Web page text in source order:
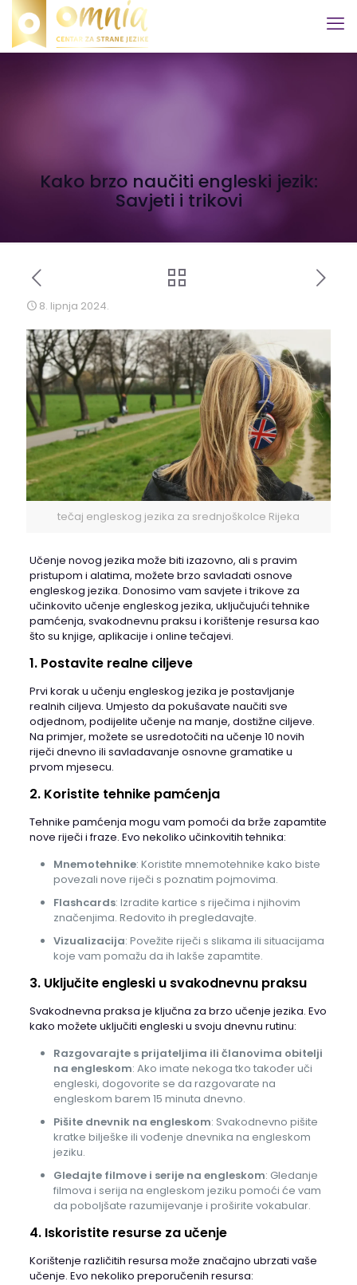
Kako brzo naučiti engleski jezik:
Savjeti i trikovi
8. lipnja 2024.
tečaj engleskog jezika za srednjoškolce Rijeka
Učenje novog jezika može biti izazovno, ali s pravim
pristupom i alatima, možete brzo savladati osnove
engleskog jezika. Donosimo vam savjete i trikove za
učinkovito učenje engleskog jezika, uključujući tehnike
pamćenja, svakodnevnu praksu i korištenje resursa kao
što su knjige, aplikacije i online tečajevi.
1. Postavite realne ciljeve
Prvi korak u učenju engleskog jezika je postavljanje
realnih ciljeva. Umjesto da pokušavate naučiti sve
odjednom, podijelite učenje na manje, dostižne ciljeve.
Na primjer, možete se usredotočiti na učenje 10 novih
riječi dnevno ili savladavanje osnovne gramatike u
prvom mjesecu.
2. Koristite tehnike pamćenja
Tehnike pamćenja mogu vam pomoći da brže zapamtite
nove riječi i fraze. Evo nekoliko učinkovitih tehnika:
Mnemotehnike: Koristite mnemotehnike kako biste
povezali nove riječi s poznatim pojmovima.
Flashcards: Izradite kartice s riječima i njihovim
značenjima. Redovito ih pregledavajte.
Vizualizacija: Povežite riječi s slikama ili situacijama
koje vam pomažu da ih lakše zapamtite.
3. Uključite engleski u svakodnevnu praksu
Svakodnevna praksa je ključna za brzo učenje jezika. Evo
kako možete uključiti engleski u svoju dnevnu rutinu:
Razgovarajte s prijateljima ili članovima obitelji
na engleskom: Ako imate nekoga tko također uči
engleski, dogovorite se da razgovarate na
engleskom barem 15 minuta dnevno.
Pišite dnevnik na engleskom: Svakodnevno pišite
kratke bilješke ili vođenje dnevnika na engleskom
jeziku.
Gledajte filmove i serije na engleskom: Gledanje
filmova i serija na engleskom jeziku pomoći će vam
da poboljšate razumijevanje i proširite vokabular.
4. Iskoristite resurse za učenje
Korištenje različitih resursa može značajno ubrzati vaše
učenje. Evo nekoliko preporučenih resursa: